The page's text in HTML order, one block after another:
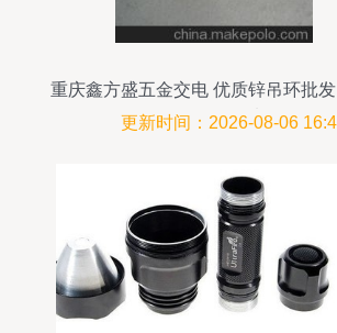
重庆鑫方盛五金交电 优质锌吊环批
首选
更新时间：2026-08-06